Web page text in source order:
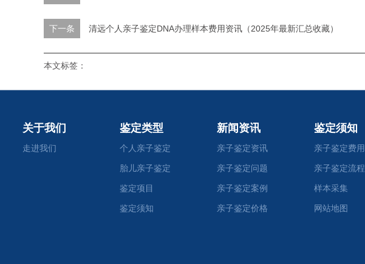
下一条 清远个人亲子鉴定DNA办理样本费用资讯（2025年最新汇总收藏）
本文标签：
关于我们
走进我们
鉴定类型
个人亲子鉴定
胎儿亲子鉴定
鉴定项目
鉴定须知
新闻资讯
亲子鉴定资讯
亲子鉴定问题
亲子鉴定案例
亲子鉴定价格
鉴定须知
亲子鉴定费用
亲子鉴定流程
样本采集
网站地图